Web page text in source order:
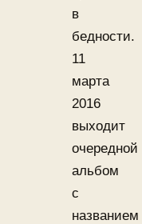
в
бедности.
11
марта
2016
выходит
очередной
альбом
с
названием